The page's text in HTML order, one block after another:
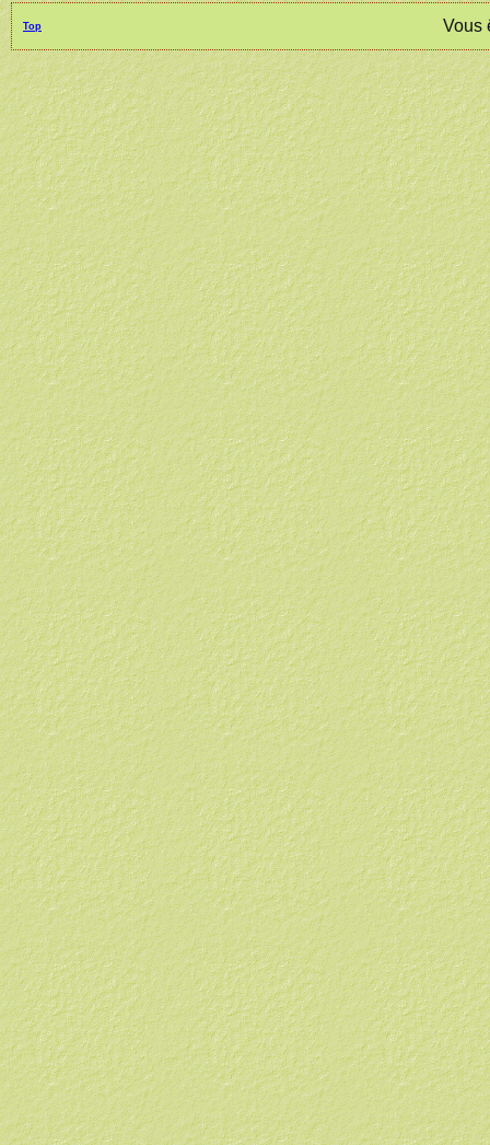
Top Vous